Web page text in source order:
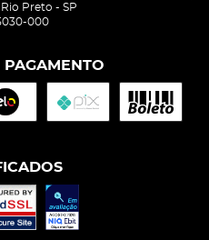
Rio Preto - SP
000
PAGAMENTO